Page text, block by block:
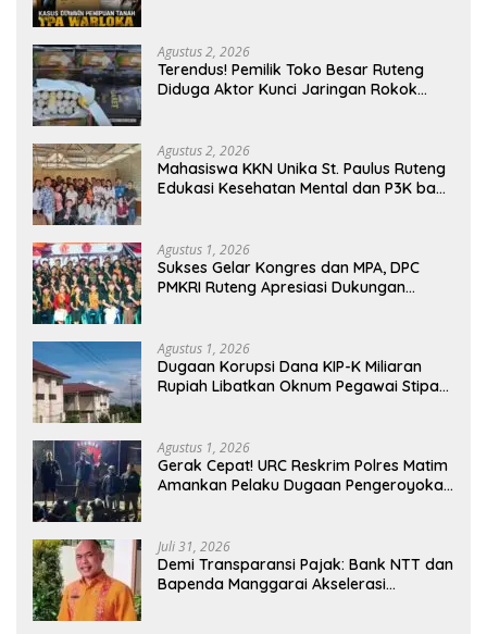
Memasuki Fase Krusial
Agustus 2, 2026
Terendus! Pemilik Toko Besar Ruteng
Diduga Aktor Kunci Jaringan Rokok
Agustus 2, 2026
Mahasiswa KKN Unika St. Paulus Ruteng
Edukasi Kesehatan Mental dan P3K bagi
Agustus 1, 2026
Sukses Gelar Kongres dan MPA, DPC
PMKRI Ruteng Apresiasi Dukungan
Agustus 1, 2026
Dugaan Korupsi Dana KIP-K Miliaran
Rupiah Libatkan Oknum Pegawai Stipas
Agustus 1, 2026
Gerak Cepat! URC Reskrim Polres Matim
Amankan Pelaku Dugaan Pengeroyokan
Juli 31, 2026
​Demi Transparansi Pajak: Bank NTT dan
Bapenda Manggarai Akselerasi